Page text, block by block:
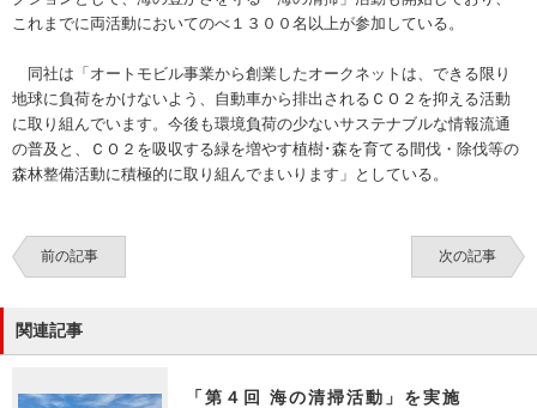
これまでに両活動においてのべ１３００名以上が参加している。
同社は「オートモビル事業から創業したオークネットは、できる限り
地球に負荷をかけないよう、自動車から排出されるＣＯ２を抑える活動
に取り組んでいます。今後も環境負荷の少ないサステナブルな情報流通
の普及と、ＣＯ２を吸収する緑を増やす植樹･森を育てる間伐・除伐等の
森林整備活動に積極的に取り組んでまいります」としている。
前の記事 次の記事
関連記事
「第４回 海の清掃活動」を実施